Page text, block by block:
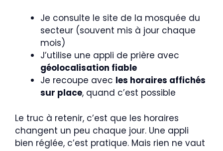
Je consulte le site de la mosquée du
secteur (souvent mis à jour chaque
mois)
J’utilise une appli de prière avec
géolocalisation fiable
Je recoupe avec les horaires affichés
sur place, quand c’est possible
Le truc à retenir, c’est que les horaires
changent un peu chaque jour. Une appli
bien réglée, c’est pratique. Mais rien ne vaut